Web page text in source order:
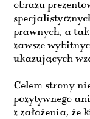
obrazu
prawnych, a
zawsze
ukazujących
Celem strony
pozytywnego
z założenia, że